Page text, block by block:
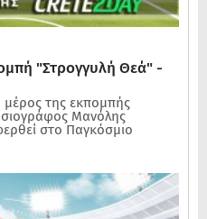
"Στρογγυλή Θεά" -
μέρος της εκπομπής
Μανόλης
στο Παγκόσμιο